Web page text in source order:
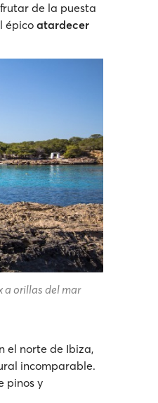
de la puesta
épico atardecer
a orillas del mar
el norte de Ibiza,
incomparable.
pinos y